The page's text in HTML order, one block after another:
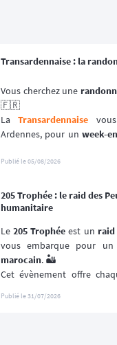
Transardennaise : la
Vous cherchez une
🇫🇷
La Transardennaise
Ardennes, pour un week-
Portée par le Moto Club
plutôt que sur la
📆 Prochaines dates : du 19
Publié le05/08/2026
205 Trophée : le raid des
humanitaire
Le 205 Trophée est un
vous embarque pour
marocain. 🏜️
Cet évènement offre
les plus désertiques. 🌵
Publié le31/07/2026